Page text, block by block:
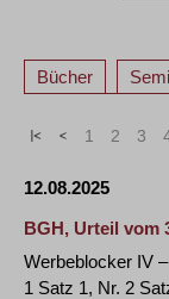
Bücher
« < 1 2 3
12.08.2025
BGH, Urteil vom
Werbeblocker IV
1 Satz 1, Nr. 2